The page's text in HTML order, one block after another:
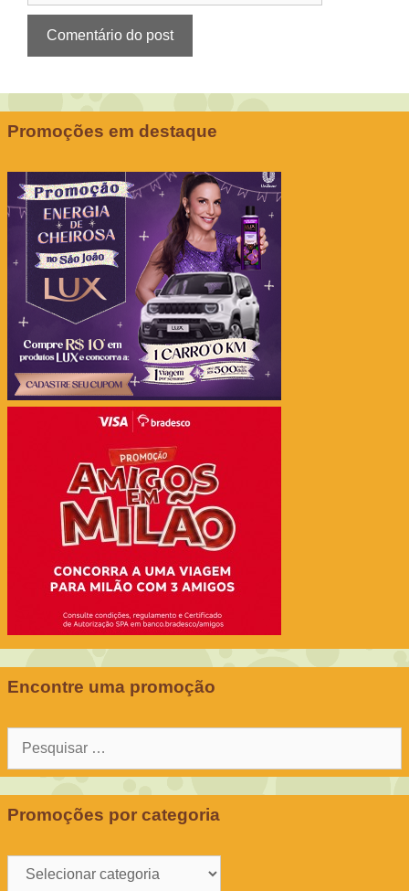
Promoções em destaque
Encontre uma promoção
Pesquisar
Promoções por categoria
Promoções